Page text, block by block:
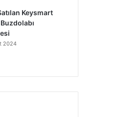
Keysmart
2024